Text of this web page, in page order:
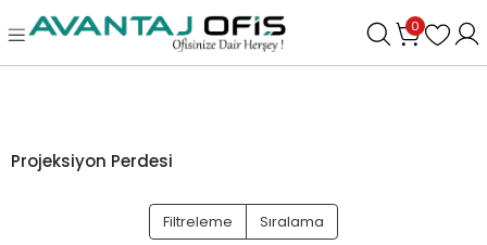
0
Projeksiyon Perdesi
Filtreleme Sıralama